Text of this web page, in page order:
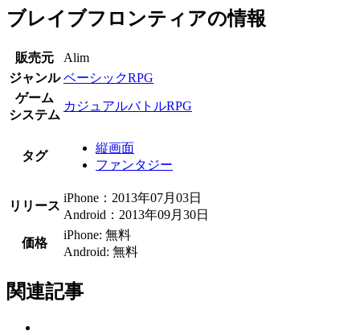
ブレイブフロンティアの情報
販売元
Alim
ジャンル ベーシックRPG
ゲーム
システム
カジュアルバトルRPG
タグ
縦画面
ファンタジー
リリース
iPhone：2013年07月03日
Android：2013年09月30日
価格
iPhone: 無料
Android: 無料
関連記事